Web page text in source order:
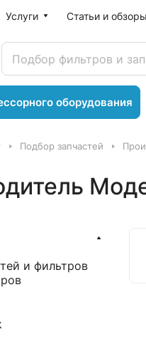
Услуги Статьи и обзоры
оборудования
Подбор запчастей
и фильтров